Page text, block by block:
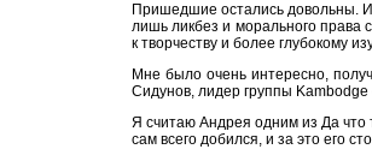
Пришедшие остались довольны.
лишь ликбез и морального права
к творчеству и более глубокому
Мне было очень интересно,
Сидунов, лидер группы Kambodge
Я считаю Андрея одним из Да что
сам всего добился, и за это его